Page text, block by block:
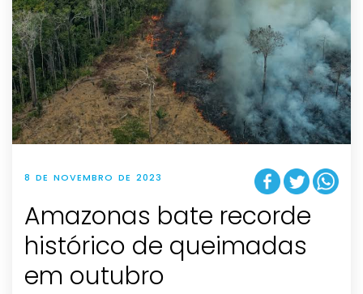
8 DE NOVEMBRO DE 2023
Amazonas bate recorde
histórico de queimadas
em outubro